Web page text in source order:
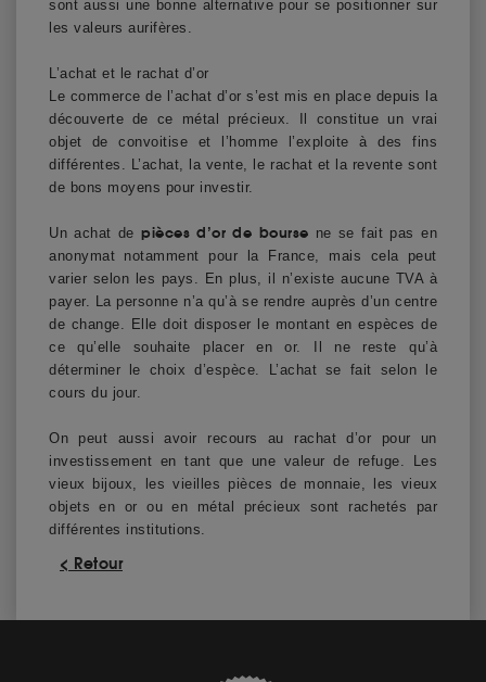
sont aussi une bonne alternative pour se positionner sur
les valeurs aurifères.
L’achat et le rachat d’or
Le commerce de l’achat d’or s’est mis en place depuis la
découverte de ce métal précieux. Il constitue un vrai
objet de convoitise et l’homme l’exploite à des fins
différentes. L’achat, la vente, le rachat et la revente sont
de bons moyens pour investir.
Un achat depièces d’or de bourse ne se fait pas en
anonymat notamment pour la France, mais cela peut
varier selon les pays. En plus, il n’existe aucune TVA à
payer. La personne n’a qu’à se rendre auprès d’un centre
de change. Elle doit disposer le montant en espèces de
ce qu’elle souhaite placer en or. Il ne reste qu’à
déterminer le choix d’espèce. L’achat se fait selon le
cours du jour.
On peut aussi avoir recours au rachat d’or pour un
investissement en tant que une valeur de refuge. Les
vieux bijoux, les vieilles pièces de monnaie, les vieux
objets en or ou en métal précieux sont rachetés par
différentes institutions.
< Retour